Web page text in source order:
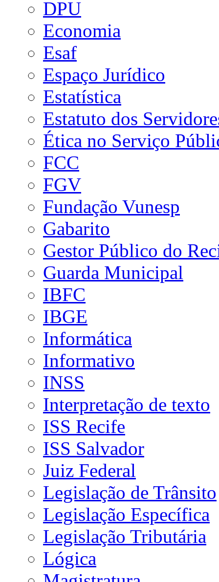
DPU
Economia
Esaf
Espaço Jurídico
Estatística
Estatuto dos
Ética no Serviço
FCC
FGV
Fundação Vunesp
Gabarito
Gestor Público do
Guarda Municipal
IBFC
IBGE
Informática
Informativo
INSS
Interpretação de texto
ISS Recife
ISS Salvador
Juiz Federal
Legislação de Trânsito
Legislação Específica
Legislação Tributária
Lógica